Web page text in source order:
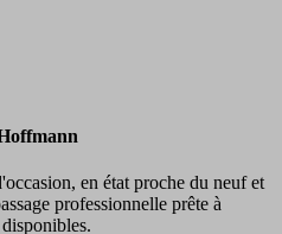
en état proche du neuf et
professionnelle prête à